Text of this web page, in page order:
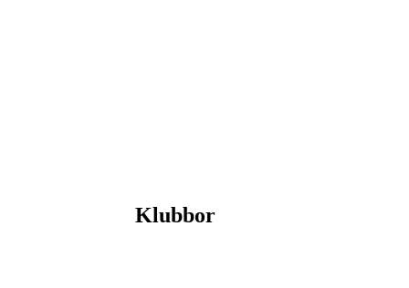
Klubbor